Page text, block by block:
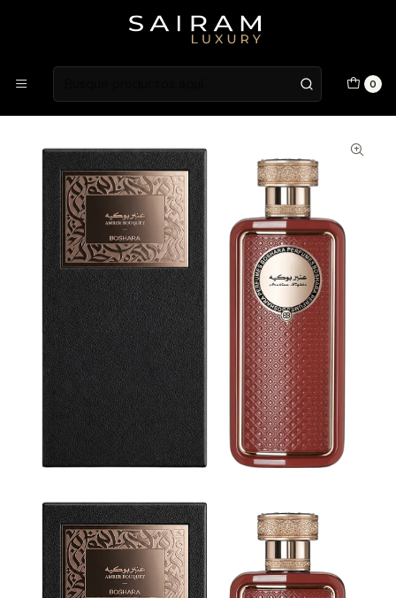
0
Atención en Guardia Vieja 202, Local 1
Inicio Fragancias Fragancias Unisex
PERFUME BOSHARA AMBER BOUQUET UNISEX EDP 80 ML